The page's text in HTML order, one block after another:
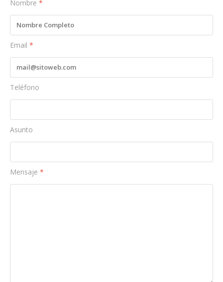
Nombre *
Email *
Teléfono
Asunto
Mensaje *